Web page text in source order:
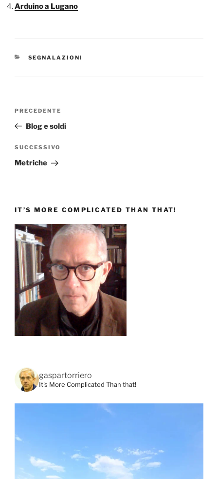
Arduino a Lugano
CATEGORIE
SEGNALAZIONI
Articolo
precedente:
PRECEDENTE
Blog e soldi
Articolo
successivo
SUCCESSIVO
Metriche
IT’S MORE COMPLICATED THAN THAT!
gaspartorriero
It's More Complicated Than that!